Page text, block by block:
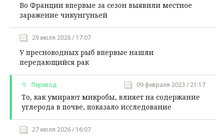
Во Франции впервые за сезон выявили местное
заражение чикунгуньей
29 июля 2026 / 17:07
У пресноводных рыб впервые нашли
передающийся рак
Перевод 09 февраля 2023 / 21:17
То, как умирают микробы, влияет на содержание
углерода в почве, показало исследование
27 июля 2026 / 16:07